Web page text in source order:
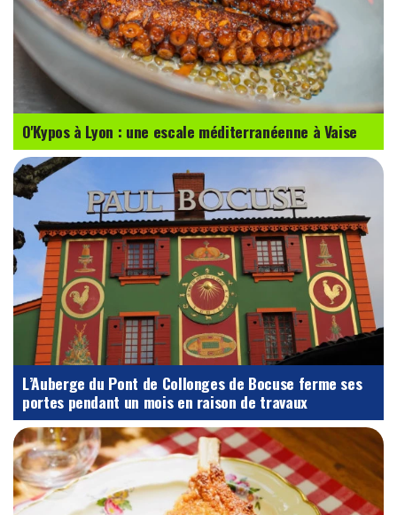
O'Kypos à Lyon : une escale méditerranéenne à Vaise
L’Auberge du Pont de Collonges de Bocuse ferme ses
portes pendant un mois en raison de travaux